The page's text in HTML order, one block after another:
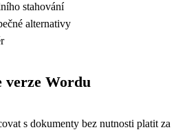
stahování
alternativy
verze Wordu
s dokumenty bez nutnosti platit za